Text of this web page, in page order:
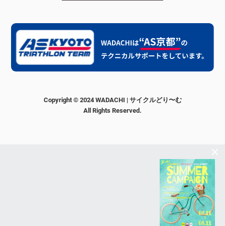
Copyright © 2024 WADACHI | サイクルどり〜む
All Rights Reserved.